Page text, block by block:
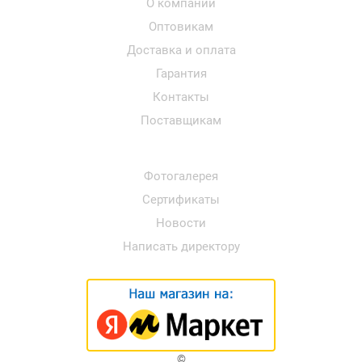
О компании
Оптовикам
Доставка и оплата
Гарантия
Контакты
Поставщикам
Фотогалерея
Сертификаты
Новости
Написать директору
©